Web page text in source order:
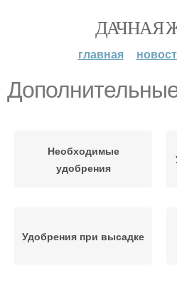
ДАЧНАЯ
главная
Необходимые
удобрения
Удобрения при высадке